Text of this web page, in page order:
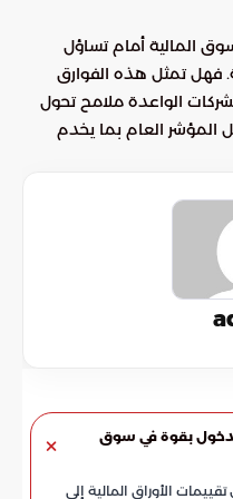
المالية أمام تساؤل
فهل تمثل هذه الفوارق
الواعدة ملامح تحول
المؤشر العام بما يخدم
للدخول بقوة في سوق
الأوراق المالية إلى